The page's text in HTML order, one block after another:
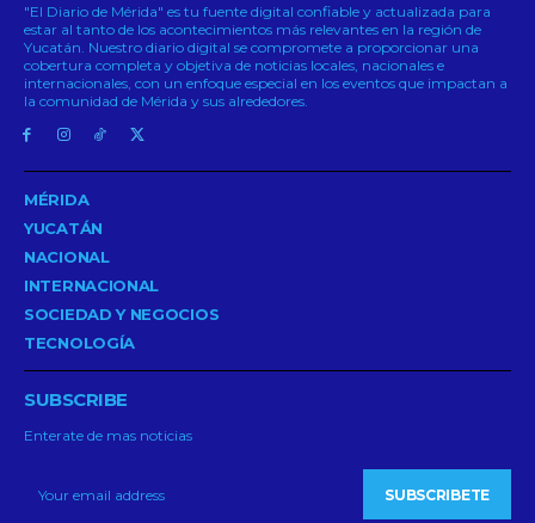
"El Diario de Mérida" es tu fuente digital confiable y actualizada para
estar al tanto de los acontecimientos más relevantes en la región de
Yucatán. Nuestro diario digital se compromete a proporcionar una
cobertura completa y objetiva de noticias locales, nacionales e
internacionales, con un enfoque especial en los eventos que impactan a
la comunidad de Mérida y sus alrededores.
MÉRIDA
YUCATÁN
NACIONAL
INTERNACIONAL
SOCIEDAD Y NEGOCIOS
TECNOLOGÍA
SUBSCRIBE
Enterate de mas noticias
SUBSCRIBETE